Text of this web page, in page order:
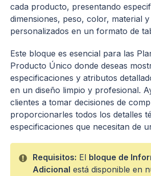
cada producto, presentando
dimensiones, peso, color, material
personalizados en un formato de
Este bloque es esencial para las
Producto Único donde deseas
especificaciones y atributos
en un diseño limpio y profesional.
clientes a tomar decisiones de
proporcionarles todos los detalles
especificaciones que necesitan de
Requisitos: El bloque de
Adicional está disponible en